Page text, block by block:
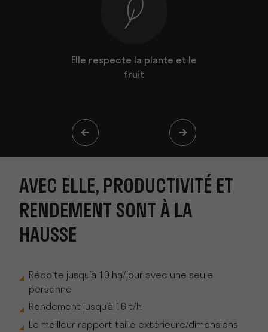
Elle respecte la plante et le
C'est un plaisir de la
AVEC ELLE, PRODUCTIVITÉ ET
RENDEMENT SONT À LA
HAUSSE
Récolte jusqu’à 10 ha/jour avec une seule
personne
Rendement jusqu’à 16 t/h
Le meilleur rapport taille extérieure/dimensions